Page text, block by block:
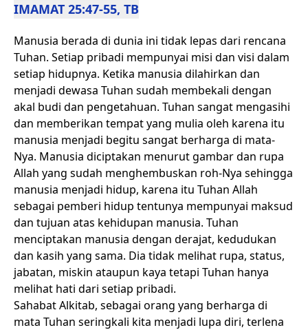
IMAMAT 25:47-55, TB
Manusia berada di dunia ini tidak lepas dari rencana
Tuhan. Setiap pribadi mempunyai misi dan visi dalam
setiap hidupnya. Ketika manusia dilahirkan dan
menjadi dewasa Tuhan sudah membekali dengan
akal budi dan pengetahuan. Tuhan sangat mengasihi
dan memberikan tempat yang mulia oleh karena itu
manusia menjadi begitu sangat berharga di mata-
Nya. Manusia diciptakan menurut gambar dan rupa
Allah yang sudah menghembuskan roh-Nya sehingga
manusia menjadi hidup, karena itu Tuhan Allah
sebagai pemberi hidup tentunya mempunyai maksud
dan tujuan atas kehidupan manusia. Tuhan
menciptakan manusia dengan derajat, kedudukan
dan kasih yang sama. Dia tidak melihat rupa, status,
jabatan, miskin ataupun kaya tetapi Tuhan hanya
melihat hati dari setiap pribadi.
Sahabat Alkitab, sebagai orang yang berharga di
mata Tuhan seringkali kita menjadi lupa diri, terlena